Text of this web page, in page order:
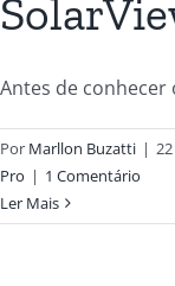
Antes de
Por Marllon Buzatti |
Pro | 1 Comentário
Ler Mais